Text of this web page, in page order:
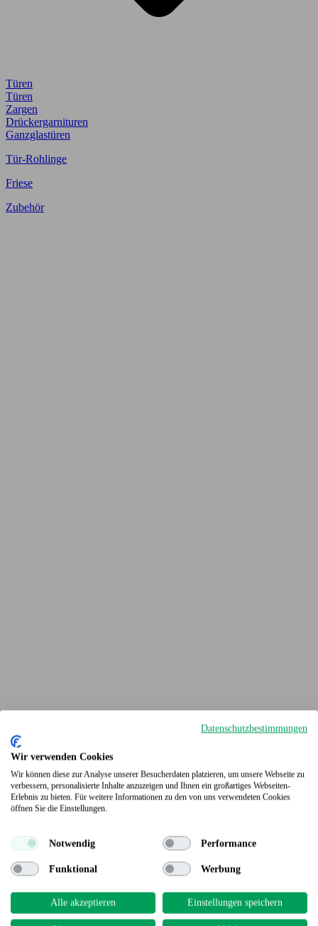
Türen
Türen
Zargen
Drückergarnituren
Ganzglastüren
Tür-Rohlinge
Friese
Zubehör
Terrassendielen
Datenschutzbestimmungen
Wir verwenden Cookies
Wir können diese zur Analyse unserer Besucherdaten platzieren, um unsere Webseite zu
verbessern, personalisierte Inhalte anzuzeigen und Ihnen ein großartiges Webseiten-
Erlebnis zu bieten. Für weitere Informationen zu den von uns verwendeten Cookies
öffnen Sie die Einstellungen.
Notwendig Performance
Funktional Werbung
Alle akzeptieren Einstellungen speichern